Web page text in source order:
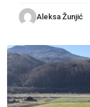
Aleksa Žunjić
Centar
Kolasin,